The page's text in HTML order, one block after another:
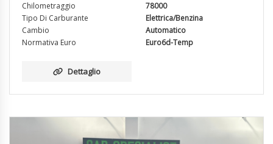
Chilometraggio
78000
Tipo Di Carburante
Elettrica/Benzina
Cambio
Automatico
Normativa Euro
Euro6d-Temp
Dettaglio